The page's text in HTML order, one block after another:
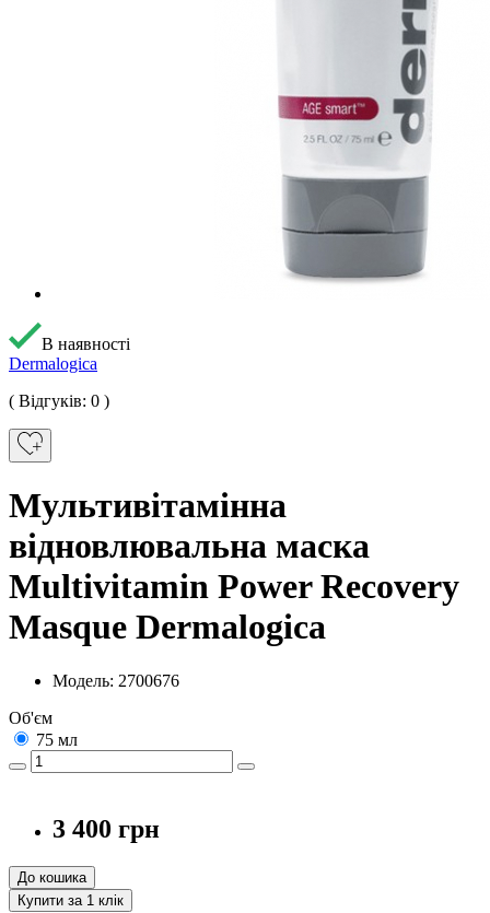
В наявності
Dermalogica
( Відгуків: 0 )
Мультивітамінна
відновлювальна маска
Multivitamin Power Recovery
Masque Dermalogica
Модель: 2700676
Об'єм
75 мл
3 400 грн
До кошика
Купити за 1 клiк